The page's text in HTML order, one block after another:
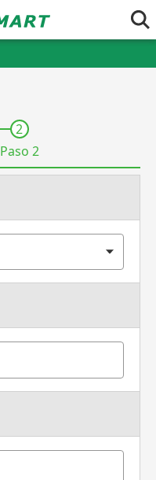
2
Paso 2